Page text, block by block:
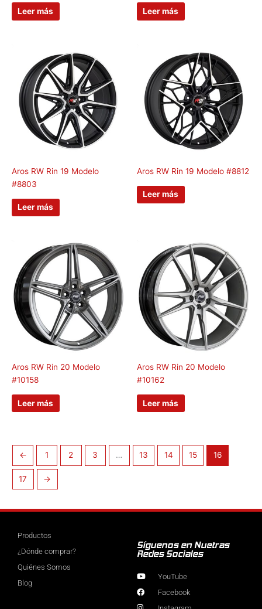
Leer más Leer más
Aros RW Rin 19 Modelo
#8803
Leer más
Aros RW Rin 19 Modelo #8812
Leer más
Aros RW Rin 20 Modelo
#10158
Leer más
Aros RW Rin 20 Modelo
#10162
Leer más
← 1 2 3 … 13 14 15 16
17 →
Productos
¿Dónde comprar?
Quiénes Somos
Blog
Síguenos en Nuetras
Redes Sociales
YouTube
Facebook